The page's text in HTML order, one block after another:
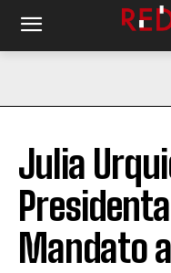
Julia
Mandato